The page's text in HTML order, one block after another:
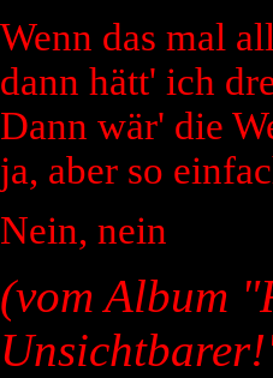
Wenn das mal
dann hätt' ich
Dann wär' die
ja, aber so
Nein, nein
(vom Album